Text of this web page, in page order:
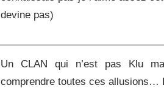
devine pas)
Un CLAN qui n’est pas Klu
comprendre toutes ces allusions…